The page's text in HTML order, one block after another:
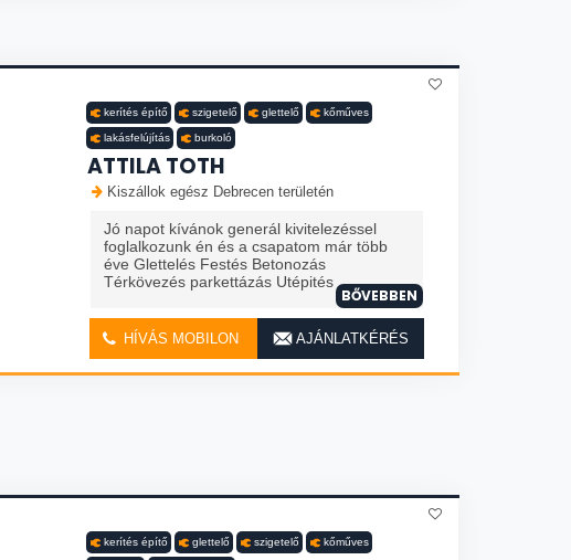
kerítés építő szigetelő glettelő kőműves
lakásfelújítás burkoló
ATTILA TOTH
Kiszállok egész Debrecen területén
Jó napot kívánok generál kivitelezéssel
foglalkozunk én és a csapatom már több
éve Glettelés Festés Betonozás
Térkövezés parkettázás Utépités
BŐVEBBEN
HÍVÁS MOBILON AJÁNLATKÉRÉS
kerítés építő glettelő szigetelő kőműves